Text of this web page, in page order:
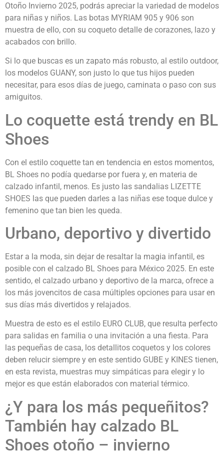
Otoño Invierno 2025, podrás apreciar la variedad de modelos
para niñas y niños. Las botas MYRIAM 905 y 906 son
muestra de ello, con su coqueto detalle de corazones, lazo y
acabados con brillo.
Si lo que buscas es un zapato más robusto, al estilo outdoor,
los modelos GUANY, son justo lo que tus hijos pueden
necesitar, para esos días de juego, caminata o paso con sus
amiguitos.
Lo coquette está trendy en BL
Shoes
Con el estilo coquette tan en tendencia en estos momentos,
BL Shoes no podía quedarse por fuera y, en materia de
calzado infantil, menos. Es justo las sandalias LIZETTE
SHOES las que pueden darles a las niñas ese toque dulce y
femenino que tan bien les queda.
Urbano, deportivo y divertido
Estar a la moda, sin dejar de resaltar la magia infantil, es
posible con el calzado BL Shoes para México 2025. En este
sentido, el calzado urbano y deportivo de la marca, ofrece a
los más jovencitos de casa múltiples opciones para usar en
sus días más divertidos y relajados.
Muestra de esto es el estilo EURO CLUB, que resulta perfecto
para salidas en familia o una invitación a una fiesta. Para
las pequeñas de casa, los detallitos coquetos y los colores
deben relucir siempre y en este sentido GUBE y KINES tienen,
en esta revista, muestras muy simpáticas para elegir y lo
mejor es que están elaborados con material térmico.
¿Y para los más pequeñitos?
También hay calzado BL
Shoes otoño – invierno